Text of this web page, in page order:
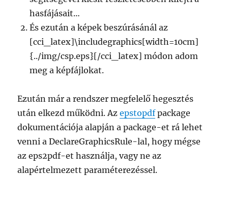
hasfájásait…
És ezután a képek beszúrásánál az
[cci_latex]\includegraphics[width=10cm]
{../img/csp.eps}[/cci_latex] módon adom
meg a képfájlokat.
Ezután már a rendszer megfelelő hegesztés
után elkezd működni. Azepstopdfpackage
dokumentációja alapján a package-et rá lehet
venni a DeclareGraphicsRule-lal, hogy mégse
az eps2pdf-et használja, vagy ne az
alapértelmezett paraméterezéssel.